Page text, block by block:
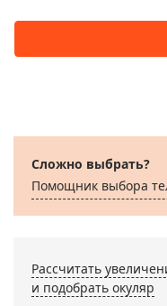
Сложно выбрать?
Помощник выбора
Рассчитать
и подобрать окуляр